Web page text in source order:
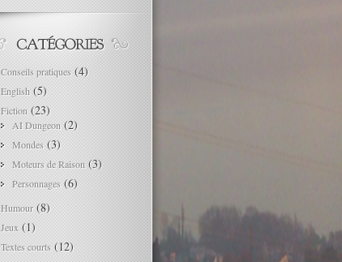
Conseils pratiques (4)
English (5)
Fiction (23)
AI Dungeon (2)
Mondes (3)
Moteurs de Raison (3)
Personnages (6)
Humour(8)
Jeux (1)
Textes courts (12)